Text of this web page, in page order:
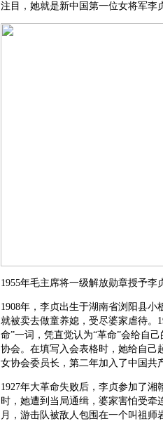
注目，她就是新中国第一位女将军李
1955年毛主席将一级解放勋章授予李
1908年，李贞出生于湖南省浏阳县
就被卖去做童养媳，受尽婆家虐待。
命”一词，凭直觉认为“革命”会给自
协会。在填写入会表格时，她给自己
女协会委员长，第二年加入了中国共
1927年大革命失败后，李贞参加了
时，她遭到当局通缉，婆家害怕受牵
月，游击队被敌人包围在一个叫祖师